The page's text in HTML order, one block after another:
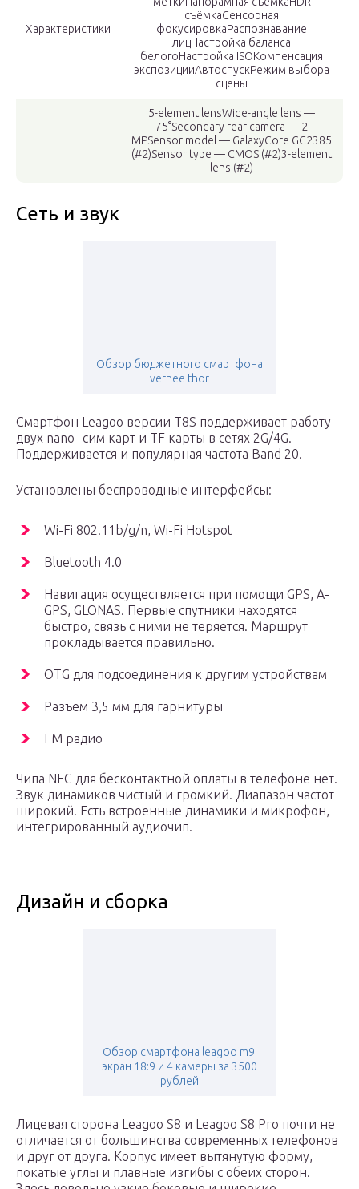
Характеристики
съёмкаСенсорная
фокусировкаРаспознавание
лицНастройка баланса
белогоНастройка ISOКомпенсация
экспозицииАвтоспускРежим выбора
сцены
5-element lensWide-angle lens —
75°Secondary rear camera — 2
MPSensor model — GalaxyCore GC2385
(#2)Sensor type — CMOS (#2)3-element
lens (#2)
Сеть и звук
Обзор бюджетного смартфона
vernee thor
Смартфон Leagoo версии T8S поддерживает работу
двух nano- сим карт и TF карты в сетях 2G/4G.
Поддерживается и популярная частота Band 20.
Установлены беспроводные интерфейсы:
Wi-Fi 802.11b/g/n, Wi-Fi Hotspot
Bluetooth 4.0
Навигация осуществляется при помощи GPS, A-
GPS, GLONAS. Первые спутники находятся
быстро, связь с ними не теряется. Маршрут
прокладывается правильно.
OTG для подсоединения к другим устройствам
Разъем 3,5 мм для гарнитуры
FM радио
Чипа NFC для бесконтактной оплаты в телефоне нет.
Звук динамиков чистый и громкий. Диапазон частот
широкий. Есть встроенные динамики и микрофон,
интегрированный аудиочип.
Дизайн и сборка
Обзор смартфона leagoo m9:
экран 18:9 и 4 камеры за 3500
рублей
Лицевая сторона Leagoo S8 и Leagoo S8 Pro почти не
отличается от большинства современных телефонов
и друг от друга. Корпус имеет вытянутую форму,
покатые углы и плавные изгибы с обеих сторон.